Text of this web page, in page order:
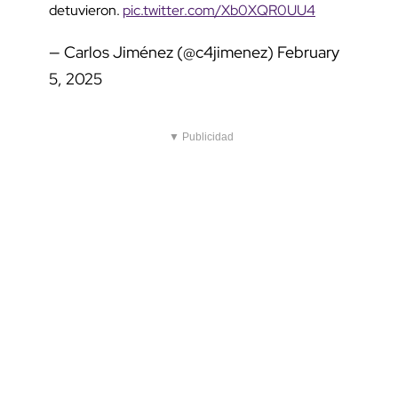
detuvieron. pic.twitter.com/Xb0XQR0UU4
— Carlos Jiménez (@c4jimenez) February
5, 2025
▼ Publicidad